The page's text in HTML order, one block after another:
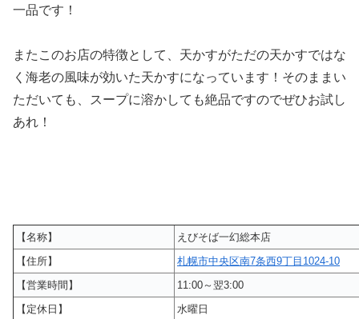
一品です！
またこのお店の特徴として、天かすがただの天かすではな
く海老の風味が効いた天かすになっています！そのままい
ただいても、スープに溶かしても絶品ですのでぜひお試し
あれ！
【名称】
えびそば一幻総本店
【住所】
札幌市中央区南7条西9丁目1024-10
【営業時間】
11:00～翌3:00
【定休日】
水曜日